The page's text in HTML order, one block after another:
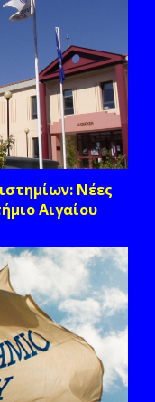
Νέες
Αιγαίου